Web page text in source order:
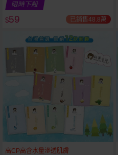
限時下殺
$59 已銷售48.8萬
高CP高含水量滲透肌膚